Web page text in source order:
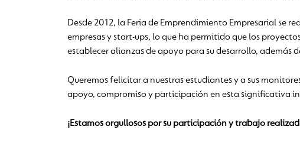
Desde 2012, la Feria de Emprendimiento Empresarial se
empresas y start-ups, lo que ha permitido que los
establecer alianzas de apoyo para su desarrollo, además
Queremos felicitar a nuestras estudiantes y a sus
apoyo, compromiso y participación en esta significativa
¡Estamos orgullosos por su participación y trabajo